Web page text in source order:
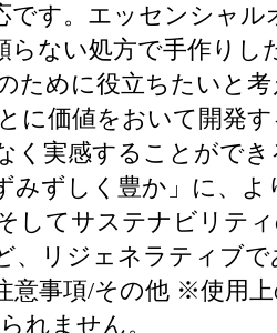
です。エッセンシャ
ない処方で手作り
ために役立ちたいと
に価値をおいて開発
く実感することがで
みずしく豊か」に、
してサステナビリテ
、リジェネラティブ
事項/その他 ※使用上
れません。